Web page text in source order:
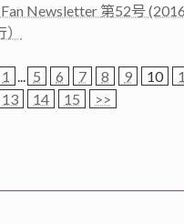
Newsletter 第52号
1 ... 5 6 7 8 9 10
13 14 15 >>